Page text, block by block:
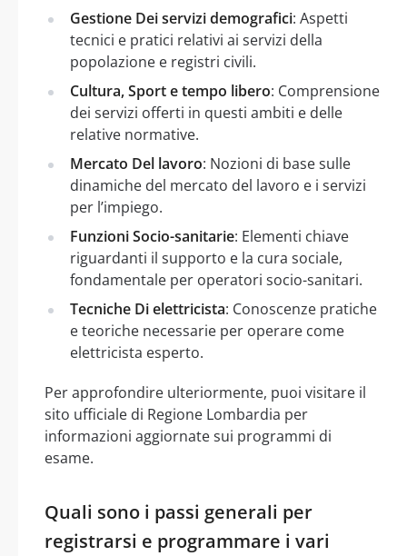
Gestione Dei servizi demografici: Aspetti
tecnici e pratici relativi ai servizi della
popolazione e registri civili.
Cultura, Sport e tempo libero: Comprensione
dei servizi offerti in questi ambiti e delle
relative normative.
Mercato Del lavoro: Nozioni di base sulle
dinamiche del mercato del lavoro e i servizi
per l’impiego.
Funzioni Socio-sanitarie: Elementi chiave
riguardanti il supporto e la cura sociale,
fondamentale per operatori socio-sanitari.
Tecniche Di elettricista: Conoscenze pratiche
e teoriche necessarie per operare come
elettricista esperto.
Per approfondire ulteriormente, puoi visitare il
sito ufficiale di Regione Lombardia per
informazioni aggiornate sui programmi di
esame.
Quali sono i passi generali per
registrarsi e programmare i vari